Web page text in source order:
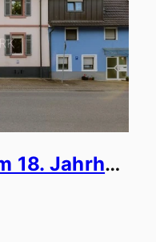
Wohnhaus aus dem 18. Jahrhundert mit Gewölbekeller, Innenhof & beeindruckendem Dachstuhl